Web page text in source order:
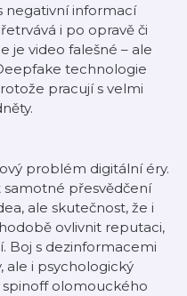
negativní informací
i po opravě či
je video falešné – ale
technologie
pracují s velmi
problém digitální éry.
přesvědčení
ale skutečnost, že i
ovlivnit reputaci,
Boj s dezinformacemi
i psychologický
spinoff olomouckého